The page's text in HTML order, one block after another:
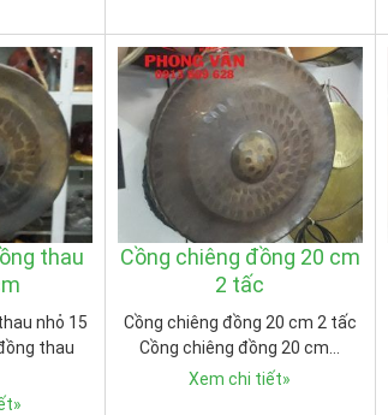
thau
nhỏ 15
thau
»
Cồng chiêng đồng 20 cm
2 tấc
Cồng chiêng đồng 20 cm 2 tấc
Cồng chiêng đồng 20 cm…
Xem chi tiết»